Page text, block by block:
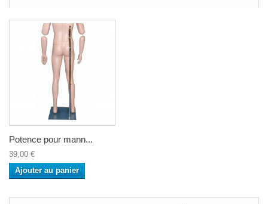
Potence pour mann...
39,00 €
Ajouter au panier